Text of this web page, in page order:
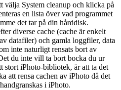
välja System cleanup och klicka på
en lista över vad programmet
det tar på din hårddisk.
diverse cache (cache är enkelt
datafiler) och gamla loggfiler, data
inte naturligt rensats bort av
du inte vill ta bort bocka du ur
stort iPhoto-bibliotek, är att ta det
att rensa cachen av iPhoto då det
i iPhoto.